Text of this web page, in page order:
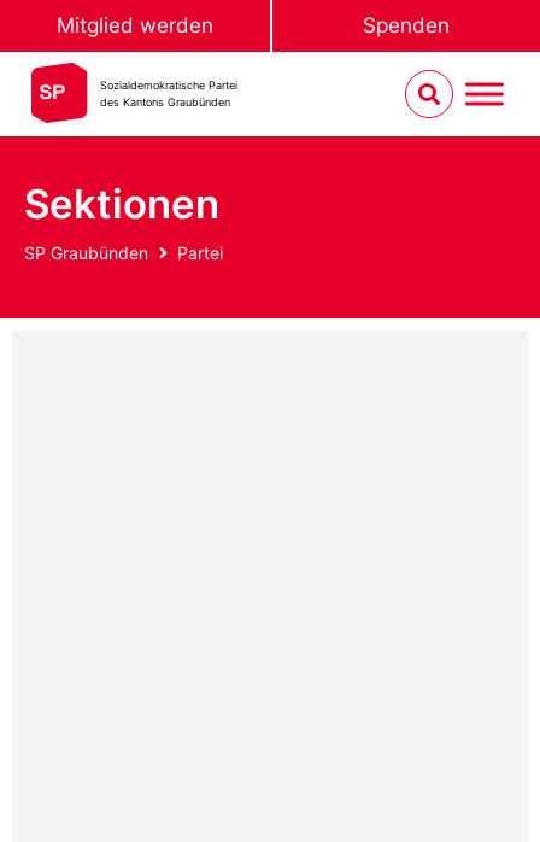
Mitglied werden Spenden
Sozialdemokratische Partei
des Kantons Graubünden
Sektionen
SP Graubünden Partei